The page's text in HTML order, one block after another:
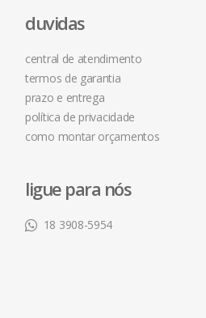
duvidas
central de atendimento
termos de garantia
prazo e entrega
política de privacidade
como montar orçamentos
ligue para nós
18 3908-5954